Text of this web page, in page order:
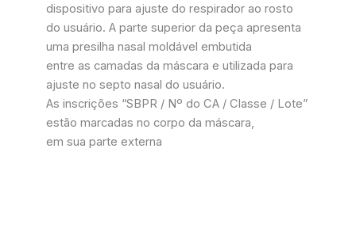
dispositivo para ajuste do respirador ao rosto
do usuário. A parte superior da peça apresenta
uma presilha nasal moldável embutida
entre as camadas da máscara e utilizada para
ajuste no septo nasal do usuário.
As inscrições “SBPR / Nº do CA / Classe / Lote”
estão marcadas no corpo da máscara,
em sua parte externa